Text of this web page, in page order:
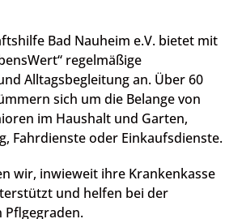
Bad Nauheim e.V. bietet mit
regelmäßige
Alltagsbegleitung an. Über 60
sich um die Belange von
im Haushalt und Garten,
Fahrdienste oder Einkaufsdienste.
wir, inwieweit ihre Krankenkasse
und helfen bei der
Pflgegraden.